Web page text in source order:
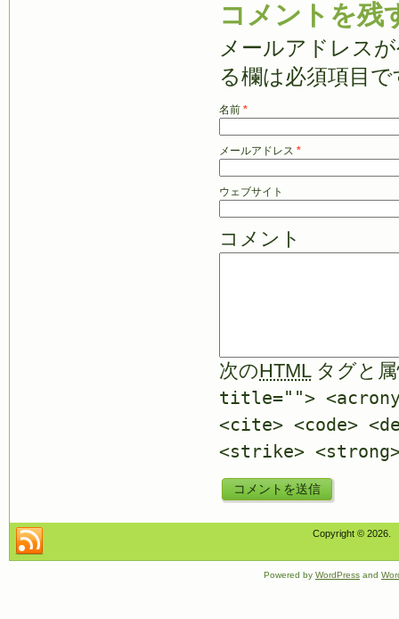
コメントを残
メールアドレス
る欄は必須項目で
名前 *
メールアドレス *
ウェブサイト
コメント
次のHTMLタグと
title="">
<cite> <code>
<strike>
Copyright © 2026.
Powered by WordPress and